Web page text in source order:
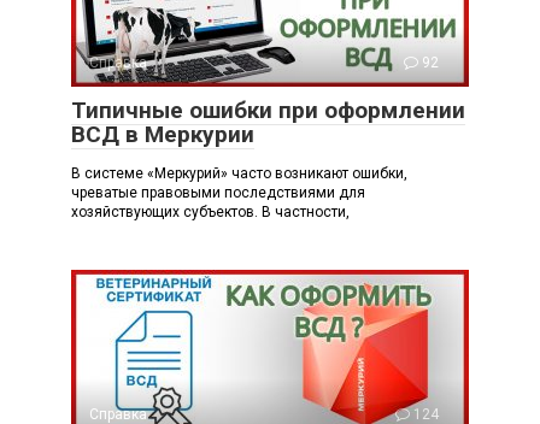
Справка 92
Типичные ошибки при оформлении
ВСД в Меркурии
В системе «Меркурий» часто возникают ошибки,
чреватые правовыми последствиями для
хозяйствующих субъектов. В частности,
Справка 124